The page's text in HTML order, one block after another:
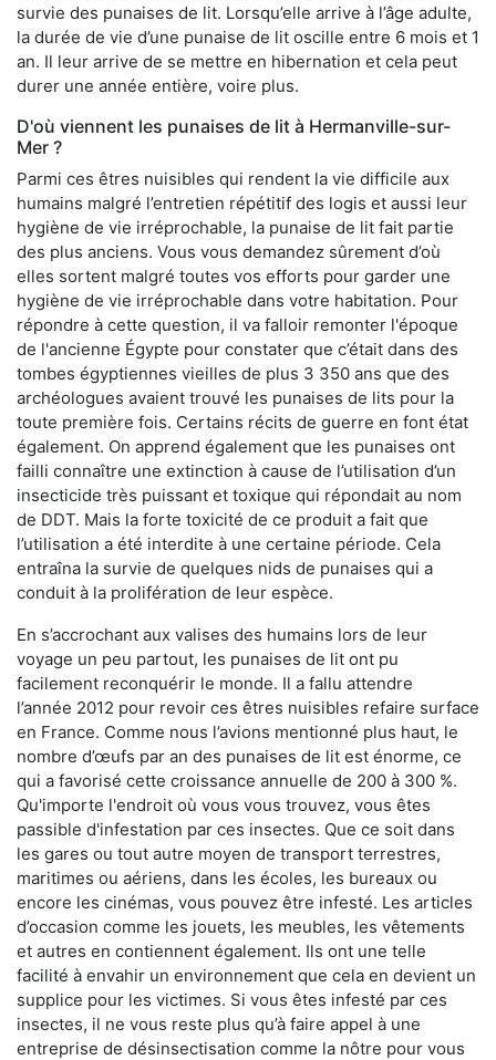
survie des punaises de lit. Lorsqu’elle arrive à l’âge adulte,
la durée de vie d’une punaise de lit oscille entre 6 mois et 1
an. Il leur arrive de se mettre en hibernation et cela peut
durer une année entière, voire plus.
D'où viennent les punaises de lit à Hermanville-sur-
Mer ?
Parmi ces êtres nuisibles qui rendent la vie difficile aux
humains malgré l’entretien répétitif des logis et aussi leur
hygiène de vie irréprochable, la punaise de lit fait partie
des plus anciens. Vous vous demandez sûrement d’où
elles sortent malgré toutes vos efforts pour garder une
hygiène de vie irréprochable dans votre habitation. Pour
répondre à cette question, il va falloir remonter l'époque
de l'ancienne Égypte pour constater que c’était dans des
tombes égyptiennes vieilles de plus 3 350 ans que des
archéologues avaient trouvé les punaises de lits pour la
toute première fois. Certains récits de guerre en font état
également. On apprend également que les punaises ont
failli connaître une extinction à cause de l’utilisation d’un
insecticide très puissant et toxique qui répondait au nom
de DDT. Mais la forte toxicité de ce produit a fait que
l’utilisation a été interdite à une certaine période. Cela
entraîna la survie de quelques nids de punaises qui a
conduit à la prolifération de leur espèce.
En s’accrochant aux valises des humains lors de leur
voyage un peu partout, les punaises de lit ont pu
facilement reconquérir le monde. Il a fallu attendre
l’année 2012 pour revoir ces êtres nuisibles refaire surface
en France. Comme nous l’avions mentionné plus haut, le
nombre d’œufs par an des punaises de lit est énorme, ce
qui a favorisé cette croissance annuelle de 200 à 300 %.
Qu'importe l'endroit où vous vous trouvez, vous êtes
passible d'infestation par ces insectes. Que ce soit dans
les gares ou tout autre moyen de transport terrestres,
maritimes ou aériens, dans les écoles, les bureaux ou
encore les cinémas, vous pouvez être infesté. Les articles
d’occasion comme les jouets, les meubles, les vêtements
et autres en contiennent également. Ils ont une telle
facilité à envahir un environnement que cela en devient un
supplice pour les victimes. Si vous êtes infesté par ces
insectes, il ne vous reste plus qu’à faire appel à une
entreprise de désinsectisation comme la nôtre pour vous